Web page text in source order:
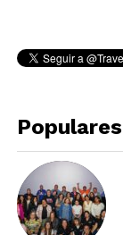
Populares